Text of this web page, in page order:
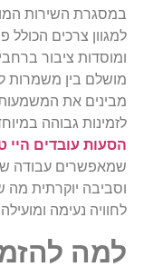
במסגרת השירות
למגוון צרכים
ומוסדות ציבור
מושלם בין משמרות
מבינים את
לזמינות גבוהה
הסעות עובדים היי
שמאפשרים עבודה
וסביבה יוקרתית
לחוויה נעימה
למה